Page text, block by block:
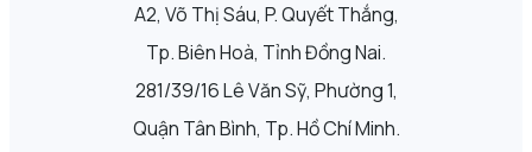
A2, Võ Thị Sáu, P. Quyết Thắng,
Tp. Biên Hoà, Tỉnh Đồng Nai.
281/39/16 Lê Văn Sỹ, Phường 1,
Quận Tân Bình, Tp. Hồ Chí Minh.